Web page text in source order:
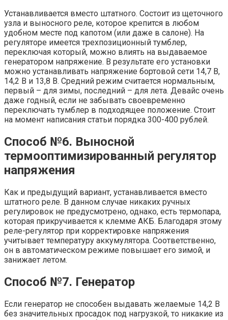
Устанавливается вместо штатного. Состоит из щеточного
узла и выносного реле, которое крепится в любом
удобном месте под капотом (или даже в салоне). На
регуляторе имеется трехпозиционный тумблер,
переключая который, можно влиять на выдаваемое
генератором напряжение. В результате его установки
можно устанавливать напряжение бортовой сети 14,7 В,
14,2 В и 13,8 В. Средний режим считается нормальным,
первый – для зимы, последний – для лета. Девайс очень
даже годный, если не забывать своевременно
переключать тумблер в подходящее положение. Стоит
на момент написания статьи порядка 300-400 рублей.
Способ №6. Выносной
термооптимизированный регулятор
напряжения
Как и предыдущий вариант, устанавливается вместо
штатного реле. В данном случае никаких ручных
регулировок не предусмотрено, однако, есть термопара,
которая прикручивается к клемме АКБ. Благодаря этому
реле-регулятор при корректировке напряжения
учитывает температуру аккумулятора. Соответственно,
он в автоматическом режиме повышает его зимой, и
занижает летом.
Способ №7. Генератор
Если генератор не способен выдавать желаемые 14,2 В
без значительных просадок под нагрузкой, то никакие из